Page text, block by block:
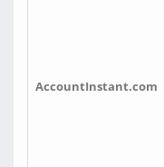
AccountInstant.com